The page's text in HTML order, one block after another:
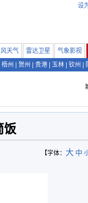
设
天气 雷达卫星 气象影视
梧州 贺州 贵港 玉林 钦州
饭
【字体： 大 中